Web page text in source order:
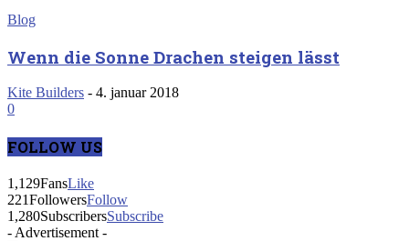
Blog
Wenn die Sonne Drachen steigen lässt
Kite Builders - 4. januar 2018
0
FOLLOW US
1,129FansLike
221FollowersFollow
1,280SubscribersSubscribe
- Advertisement -